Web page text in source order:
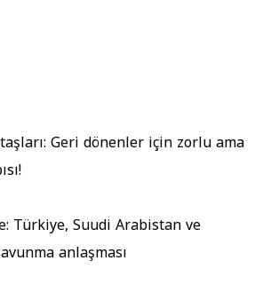
Geri dönenler için zorlu ama
Türkiye, Suudi Arabistan ve
anlaşması